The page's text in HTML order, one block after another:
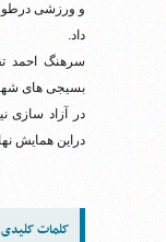
و ورزشی
داد.
سرهنگ احمد
بسیجی های
در آزاد سازی
دراین همایش
کلمات